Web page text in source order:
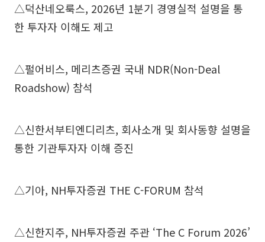
△덕산네오룩스, 2026년 1분기 경영실적 설명을 통
한 투자자 이해도 제고
△펄어비스, 메리츠증권 국내 NDR(Non-Deal
Roadshow) 참석
△신한서부티엔디리츠, 회사소개 및 회사동향 설명을
통한 기관투자자 이해 증진
△기아, NH투자증권 THE C-FORUM 참석
△신한지주, NH투자증권 주관 ‘The C Forum 2026’